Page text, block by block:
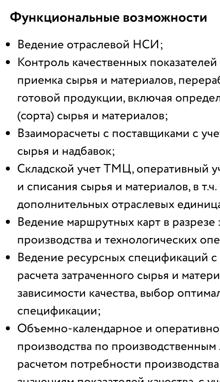
Функциональные возможности
Ведение отраслевой НСИ;
Контроль качественных показателей
приемка сырья и материалов,
готовой продукции, включая
(сорта) сырья и материалов;
Взаиморасчеты с поставщиками с
сырья и надбавок;
Складской учет ТМЦ, оперативный
и списания сырья и материалов, в т.ч.
дополнительных отраслевых
Ведение маршрутных карт в разрезе
производства и технологических
Ведение ресурсных спецификаций
расчета затраченного сырья и
зависимости качества, выбор
спецификации;
Объемно-календарное и
производства по
расчетом потребности